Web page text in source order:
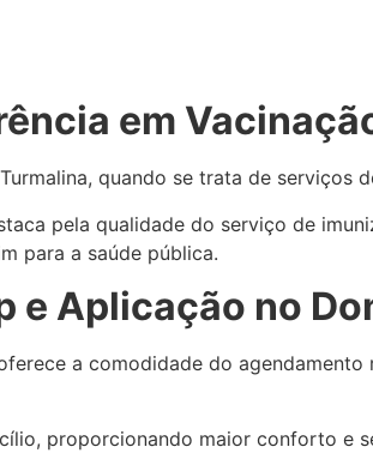
em
quando se trata de serviços
pela qualidade do serviço de
para a saúde pública.
e Aplicação no
a comodidade do
proporcionando maior conforto e